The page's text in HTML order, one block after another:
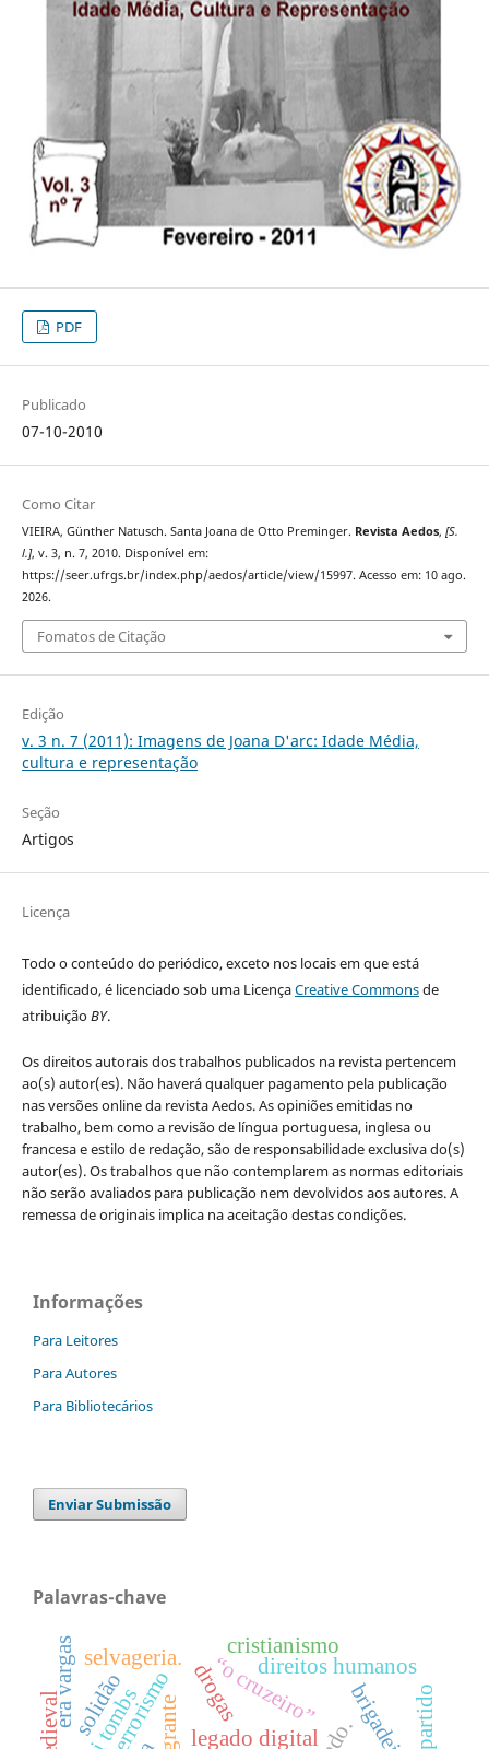
PDF
Publicado
07-10-2010
Como Citar
VIEIRA, Günther Natusch. Santa Joana de Otto Preminger. Revista Aedos, [S.
l.], v. 3, n. 7, 2010. Disponível em:
https://seer.ufrgs.br/index.php/aedos/article/view/15997. Acesso em: 10 ago.
2026.
Fomatos de Citação
Edição
v. 3 n. 7 (2011): Imagens de Joana D'arc: Idade Média,
cultura e representação
Seção
Artigos
Licença
Todo o conteúdo do periódico, exceto nos locais em que está
identificado, é licenciado sob uma LicençaCreative Commonsde
atribuiçãoBY.
Os direitos autorais dos trabalhos publicados na revista pertencem
ao(s) autor(es). Não haverá qualquer pagamento pela publicação
nas versões online da revista Aedos. As opiniões emitidas no
trabalho, bem como a revisão de língua portuguesa, inglesa ou
francesa e estilo de redação, são de responsabilidade exclusiva do(s)
autor(es). Os trabalhos que não contemplarem as normas editoriais
não serão avaliados para publicação nem devolvidos aos autores. A
remessa de originais implica na aceitação destas condições.
Informações
Para Leitores
Para Autores
Para Bibliotecários
Enviar Submissão
Palavras-chave
drogas brigadeiro
direitos humanos
legado digital
cristianismo
selvageria. “o cruzeiro”
solidão
era vargas